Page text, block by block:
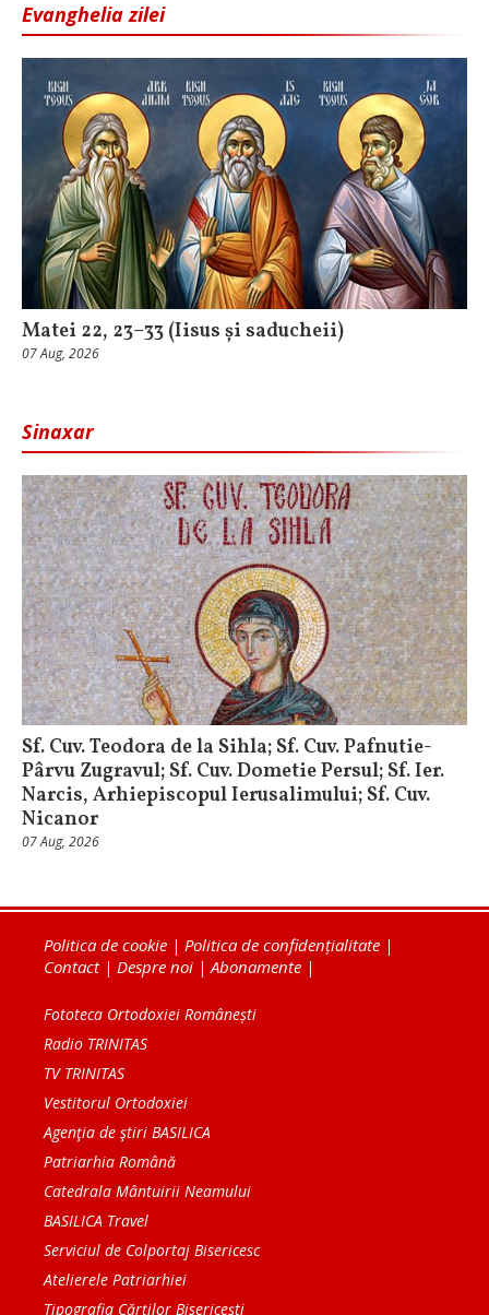
Evanghelia zilei
Matei 22, 23–33 (Iisus și saducheii)
07 Aug, 2026
Sinaxar
Sf. Cuv. Teodora de la Sihla; Sf. Cuv. Pafnutie-
Pârvu Zugravul; Sf. Cuv. Dometie Persul; Sf. Ier.
Narcis, Arhiepiscopul Ierusalimului; Sf. Cuv.
Nicanor
07 Aug, 2026
Politica de cookie | Politica de confidențialitate |
Contact| Despre noi |Abonamente |
Fototeca Ortodoxiei Românești
Radio TRINITAS
TV TRINITAS
Vestitorul Ortodoxiei
Agenţia de ştiri BASILICA
Patriarhia Română
Catedrala Mântuirii Neamului
BASILICA Travel
Serviciul de Colportaj Bisericesc
Atelierele Patriarhiei
Tipografia Cărţilor Bisericeşti